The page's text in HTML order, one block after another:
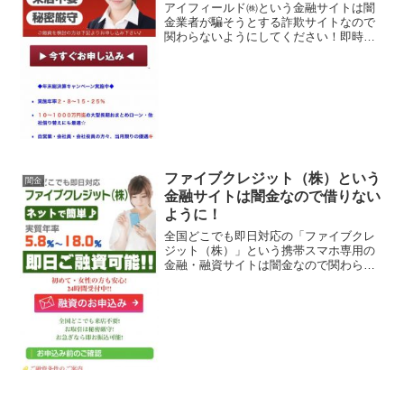
アイフィールド㈱という金融サイトは闇
金業者が騙そうとする詐欺サイトなので
関わらないようにしてください！即時融
闇金
ファイブクレジット（株）という
金融サイトは闇金なので借りない
ように！
全国どこでも即日対応の「ファイブクレ
ジット（株）」という携帯スマホ専用の
金融・融資サイトは闇金なので関わらな